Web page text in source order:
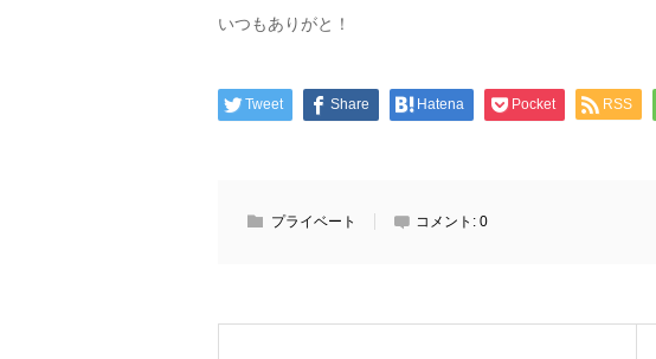
いつもありがと！
Tweet Share Hatena Pocket RSS
プライベート コメント: 0